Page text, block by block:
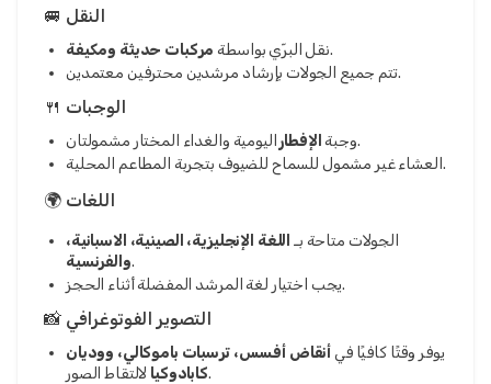
🚐 النقل
نقل البرّي بواسطة مركبات حديثة ومكيفة
.
تتم جميع الجولات بإرشاد مرشدين محترفين معتمدين.
🍴 الوجبات
وجبة الإفطار
اليومية والغداء المختار مشمولتان.
العشاء غير مشمول للسماح للضيوف بتجربة المطاعم المحلية.
🌍 اللغات
الجولات متاحة بـ اللغة الإنجليزية، الصينية، الاسبانية،
والفرنسية.
يجب اختيار لغة المرشد المفضلة أثناء الحجز.
📸 التصوير الفوتوغرافي
يوفر وقتًا كافيًا فيأنقاض أفسس، ترسبات باموكالي، ووديان
كابادوكيالالتقاط الصور.